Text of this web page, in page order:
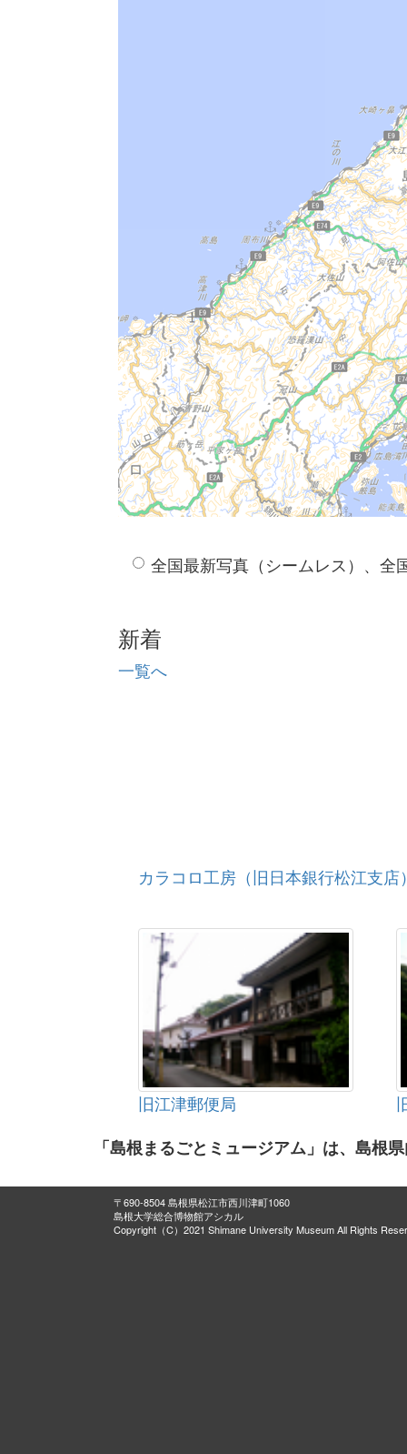
全国最新写真（シームレス）、全
新着
一覧へ
カラコロ工房（旧日本銀行松江支店
旧江津郵便局
「島根まるごとミュージアム」は、島根
〒690-8504 島根県松江市西川津町1060
島根大学総合博物館アシカル
Copyright（C）2021 Shimane University Museum All Rights